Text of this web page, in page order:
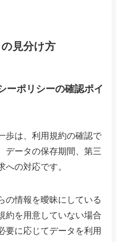
見分け方
ーポリシーの確認ポイ
歩は、利用規約の確認で
データの保存期間、第三
への対応です。
の情報を曖昧にしている
約を用意していない場合
要に応じてデータを利用